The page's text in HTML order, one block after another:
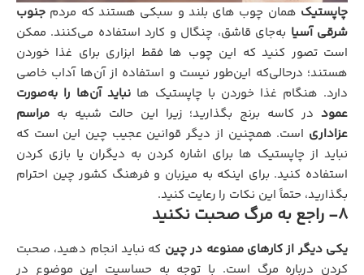
چاپستیک همان چوب ‌های بلند و سبکی هستند که مردم جنوب‌
شرقی آسیا به‌جای قاشق، چنگال و کارد استفاده می‌کنند. ممکن
است تصور کنید که این چوب‌ ها فقط ابزاری برای غذا خوردن
هستند؛ درحالی‌که این‌طور نیست و استفاده از آن‌ها آداب خاصی
دارد. هنگام غذا خوردن با چاپستیک ‌ها نباید آن‌ها را به‌صورت
عمود در کاسه برنج بگذارید؛ زیرا این حالت شبیه به مراسم
عزاداری است. همچنین از دیگر قوانین عجیب چین این است که
نباید از چاپستیک ‌ها برای اشاره کردن به دیگران یا بازی کردن
استفاده کنید. برای اینکه به میزبان و فرهنگ کشور چین احترام
بگذارید، حتماً این نکات را رعایت کنید.
۸- راجع به مرگ صحبت نکنید
یکی دیگر از کارهای ممنوعه در چین که نباید انجام دهید، صحبت
کردن درباره مرگ است. با توجه به حساسیت این موضوع در